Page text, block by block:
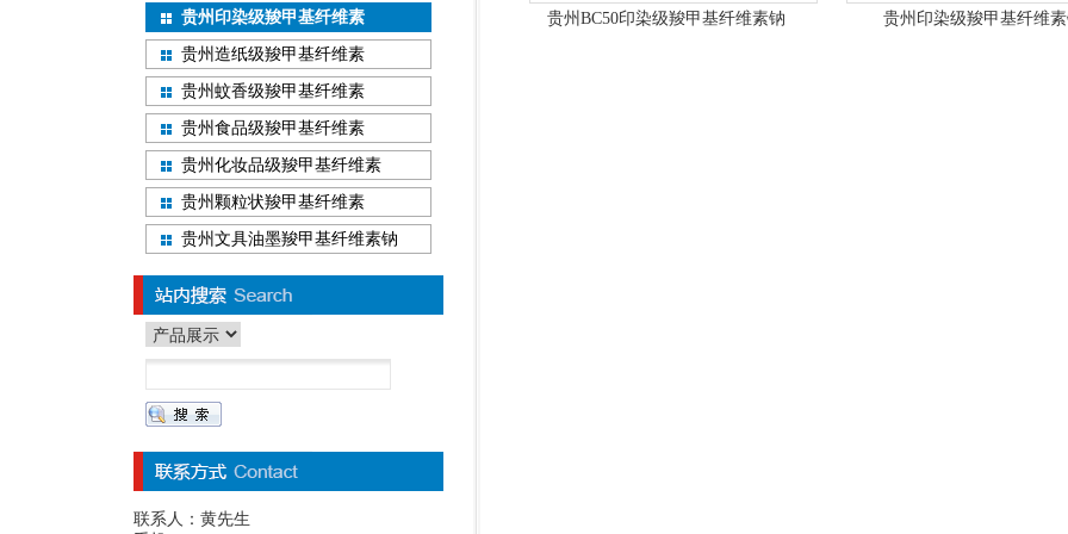
贵州印染级羧甲基纤维素
贵州造纸级羧甲基纤维素
贵州蚊香级羧甲基纤维素
贵州食品级羧甲基纤维素
贵州化妆品级羧甲基纤维素
贵州颗粒状羧甲基纤维素
贵州文具油墨羧甲基纤维素钠
联系人：黄先生
贵州BC50印染级羧甲基纤维素钠 贵州印染级羧甲基纤维